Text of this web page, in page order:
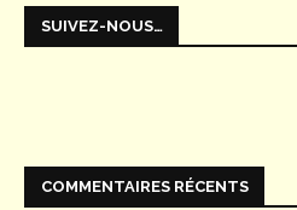
SUIVEZ-NOUS…
COMMENTAIRES RÉCENTS